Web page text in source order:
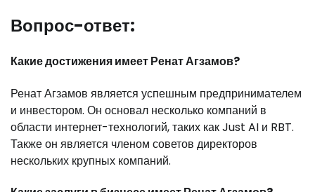
Вопрос-ответ:
Какие достижения имеет Ренат Агзамов?
Ренат Агзамов является успешным предпринимателем
и инвестором. Он основал несколько компаний в
области интернет-технологий, таких как Just AI и RBT.
Также он является членом советов директоров
нескольких крупных компаний.